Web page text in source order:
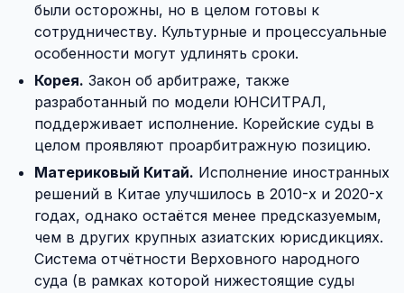
были осторожны, но в целом готовы к
сотрудничеству. Культурные и процессуальные
особенности могут удлинять сроки.
Корея. Закон об арбитраже, также
разработанный по модели ЮНСИТРАЛ,
поддерживает исполнение. Корейские суды в
целом проявляют проарбитражную позицию.
Материковый Китай. Исполнение иностранных
решений в Китае улучшилось в 2010-х и 2020-х
годах, однако остаётся менее предсказуемым,
чем в других крупных азиатских юрисдикциях.
Система отчётности Верховного народного
суда (в рамках которой нижестоящие суды